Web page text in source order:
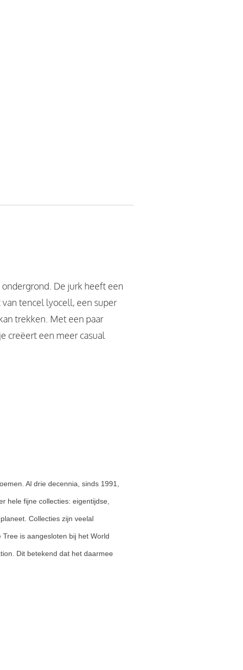
De jurk heeft een
tencel lyocell, een super
trekken. Met een paar
creëert een meer casual
Al drie decennia, sinds 1991,
hele fijne collecties: eigentijdse,
Collecties zijn veelal
is aangesloten bij het World
Dit betekend dat het daarmee